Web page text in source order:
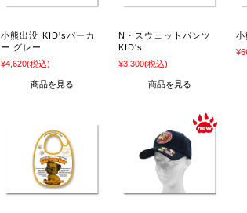
小熊出没 KID'sパーカ
ー グレー
¥4,620(税込)
商品を見る
N・スウェットパンツ
KID's
¥3,300(税込)
商品を見る
小